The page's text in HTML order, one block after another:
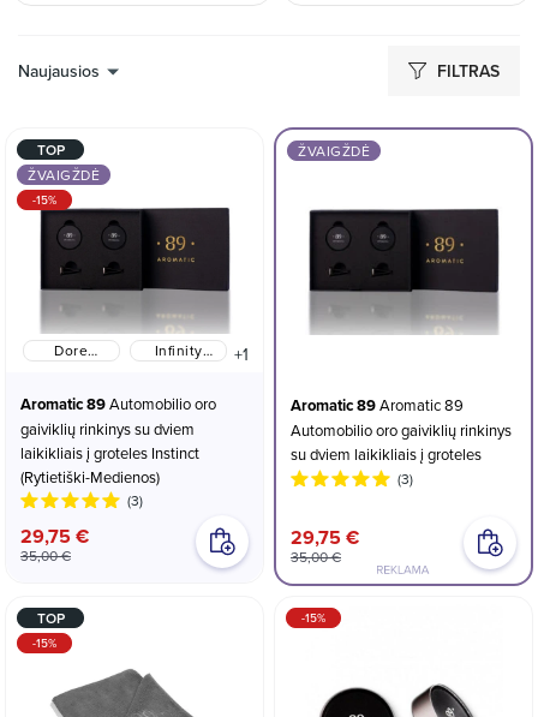
Naujausios FILTRAS
Dore
Infinity
Gėlių)
+1
Aromatic 89
gaiviklių rinkinys su dviem
laikikliais į groteles Instinct
(Rytietiški-Medienos)
(3)
29,75 €
35,00 €
TOP
ŽVAIGŽDĖ
-15%
Aromatic 89
Automobilio oro gaiviklių rinkinys
su dviem laikikliais į groteles
(3)
29,75 €
35,00 €
ŽVAIGŽDĖ
TOP
-15%
-15%